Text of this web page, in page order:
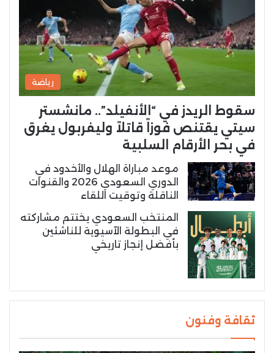
رياضة
سقوط الريدز في “الأنفيلد”.. مانشستر
سيتي يقتنص فوزاً قاتلاً وليفربول يغرق
في بحر الأرقام السلبية
موعد مباراة الهلال والأخدود في
الدوري السعودي 2026 والقنوات
الناقلة وتوقيت اللقاء
المنتخب السعودي يختتم مشاركته
في البطولة الآسيوية للناشئين
بأفضل إنجاز تاريخي
ثقافة وفنون